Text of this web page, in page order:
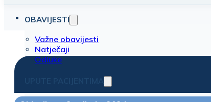
OBAVIJESTI
Važne obavijesti
Natječaji
Odluke